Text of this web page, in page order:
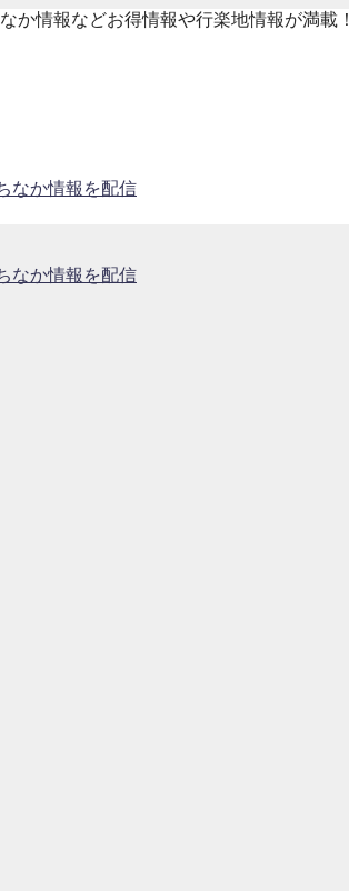
か情報などお得情報や行楽地情報が満載！